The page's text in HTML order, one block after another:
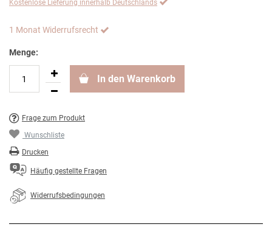
Kostenlose Lieferung innerhalb Deutschlands
1 Monat Widerrufsrecht
Menge:
In den Warenkorb
Frage zum Produkt
Wunschliste
Drucken
Häufig gestellte Fragen
Widerrufsbedingungen